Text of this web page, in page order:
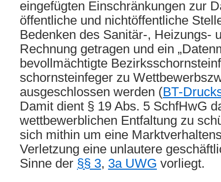
eingefügten Einschränkungen zur
öffentliche und nichtöffentliche
Bedenken des Sanitär-, Heizungs-
Rechnung getragen und ein
bevollmächtigte
schornsteinfeger zu
ausgeschlossen werden (BT-
Damit dient § 19 Abs. 5 SchfHwG
wettbewerblichen Entfaltung zu
sich mithin um eine
Verletzung eine unlautere
Sinne der §§ 3, 3a UWG vorliegt.